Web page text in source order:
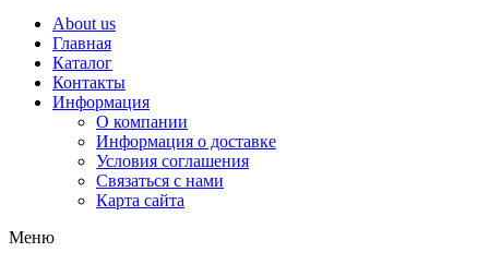
About us
Главная
Каталог
Контакты
Информация
О компании
Информация о доставке
Условия соглашения
Связаться с нами
Карта сайта
Меню